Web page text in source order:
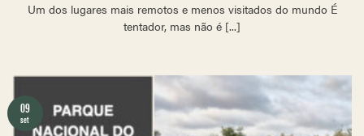
Um dos lugares mais remotos e menos visitados do mundo É
tentador, mas não é [...]
09
set